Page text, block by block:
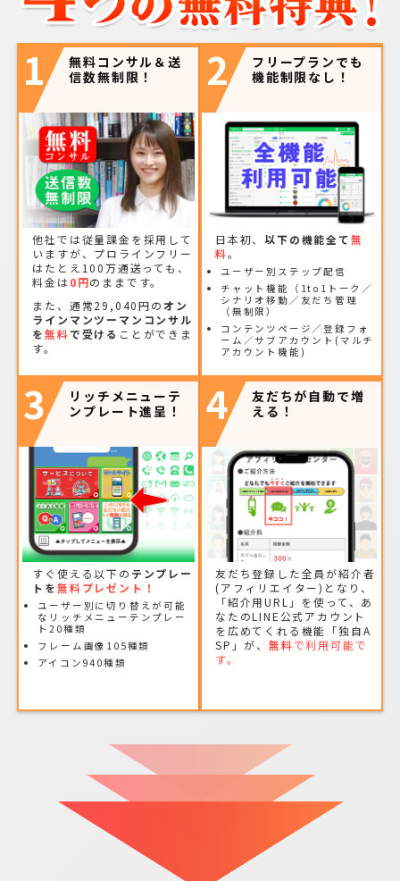
1
無料コンサル＆送
信数無制限！
他社では従量課金を採用して
いますが、プロラインフリー
はたとえ100万通送っても、
料金は 0円のままです。
また、通常29,040円のオン
ラインマンツーマンコンサル
を無料で受ける ことができま
す。
2
フリープランでも
機能制限なし！
日本初、以下の機能全て無
料。
ユーザー別ステップ配信
チャット機能（1to1トーク／
シナリオ移動／友だち管理
（無制限）
コンテンツページ／登録フォ
ーム／サブアカウント(マルチ
アカウント機能)
3
リッチメニューテ
ンプレート進呈！
すぐ使える以下の テンプレー
トを無料プレゼント！
ユーザー別に切り替えが可能
なリッチメニューテンプレー
ト20種類
フレーム画像105種類
アイコン940種類
4
友だちが自動で増
える！
友だち登録した全員が紹介者
(アフィリエイター)となり、
「紹介用URL」を使って、あ
なたのLINE公式アカウント
を広めてくれる機能「独自A
SP」が、 無料で利用可能で
す。